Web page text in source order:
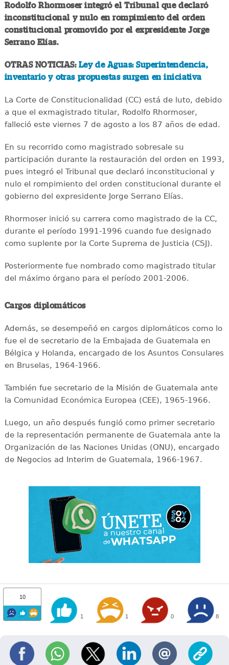
Rodolfo Rhormoser integró el Tribunal que declaró
inconstitucional y nulo en rompimiento del orden
constitucional promovido por el expresidente Jorge
Serrano Elías.
OTRAS NOTICIAS: Ley de Aguas: Superintendencia,
inventario y otras propuestas surgen en iniciativa
La Corte de Constitucionalidad (CC) está de luto, debido
a que el exmagistrado titular, Rodolfo Rhormoser,
falleció este viernes 7 de agosto a los 87 años de edad.
En su recorrido como magistrado sobresale su
participación durante la restauración del orden en 1993,
pues integró el Tribunal que declaró inconstitucional y
nulo el rompimiento del orden constitucional durante el
gobierno del expresidente Jorge Serrano Elías.
Rhormoser inició su carrera como magistrado de la CC,
durante el período 1991-1996 cuando fue designado
como suplente por la Corte Suprema de Justicia (CSJ).
Posteriormente fue nombrado como magistrado titular
del máximo órgano para el período 2001-2006.
Cargos diplomáticos
Además, se desempeñó en cargos diplomáticos como lo
fue el de secretario de la Embajada de Guatemala en
Bélgica y Holanda, encargado de los Asuntos Consulares
en Bruselas, 1964-1966.
También fue secretario de la Misión de Guatemala ante
la Comunidad Económica Europea (CEE), 1965-1966.
Luego, un año después fungió como primer secretario
de la representación permanente de Guatemala ante la
Organización de las Naciones Unidas (ONU), encargado
de Negocios ad Interim de Guatemala, 1966-1967.
10
1 1 0 8